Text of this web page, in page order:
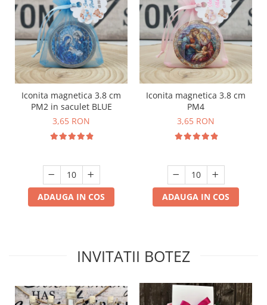
Iconita magnetica 3.8 cm
PM2 in saculet BLUE
3,65 RON
ADAUGA IN COS
Iconita magnetica 3.8 cm
PM4
3,65 RON
ADAUGA IN COS
INVITATII BOTEZ